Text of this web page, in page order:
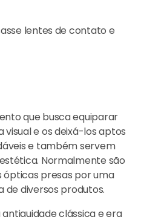
lentes de contato e
que busca equiparar
e os deixá-los aptos
e também servem
Normalmente são
ópticas presas por uma
de diversos produtos.
clássica e era